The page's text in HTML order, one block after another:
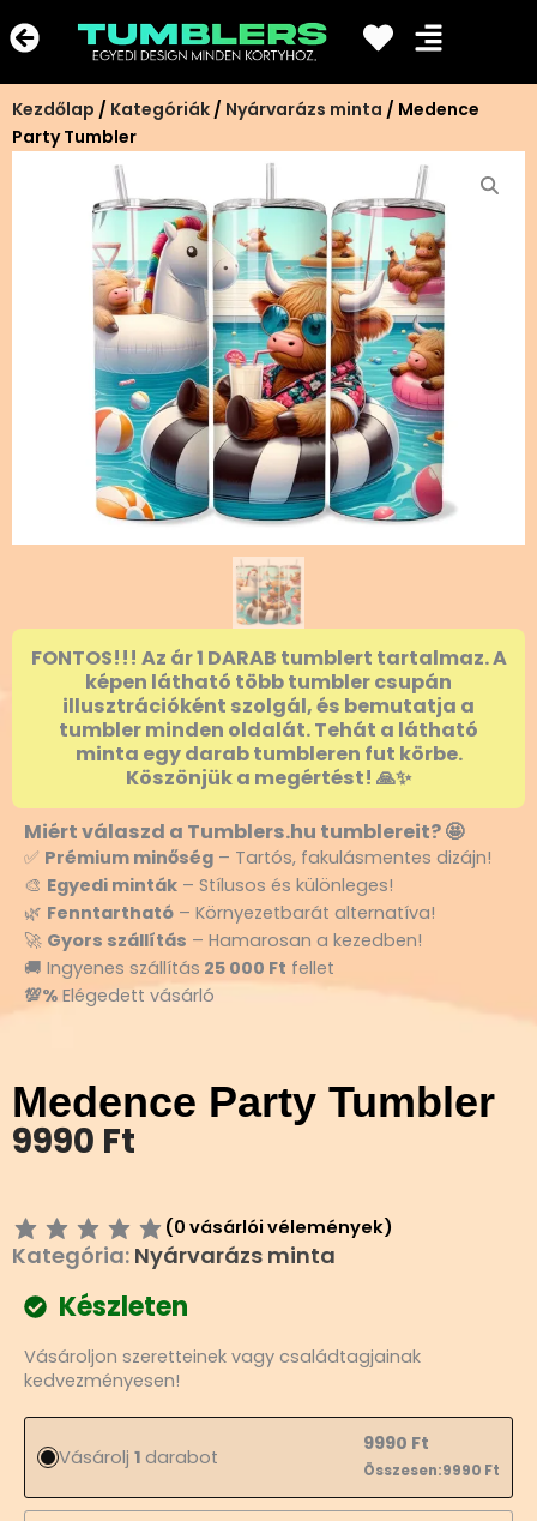
a
tartalomra
Kezdőlap / Kategóriák / Nyárvarázs minta / Medence
Party Tumbler
FONTOS!!! Az ár 1 DARAB tumblert tartalmaz. A
képen látható több tumbler csupán
illusztrációként szolgál, és bemutatja a
tumbler minden oldalát. Tehát a látható
minta egy darab tumbleren fut körbe.
Köszönjük a megértést! 🙏✨
Miért válaszd a Tumblers.hu tumblereit? 🤩
✅ Prémium minőség – Tartós, fakulásmentes dizájn!
🎨 Egyedi minták – Stílusos és különleges!
🌿 Fenntartható – Környezetbarát alternatíva!
🚀 Gyors szállítás – Hamarosan a kezedben!
🚚 Ingyenes szállítás 25 000 Ft fellet
💯% Elégedett vásárló
Medence Party Tumbler
9990 Ft
(0 vásárlói vélemények)
Kategória: Nyárvarázs minta
Készleten
Vásároljon szeretteinek vagy családtagjainak
kedvezményesen!
Vásárolj 1 darabot
9990 Ft
Összesen:9990 Ft
Party
Tumbler
mennyiség